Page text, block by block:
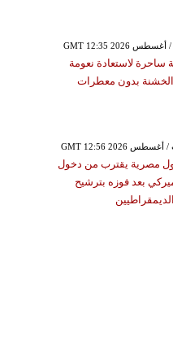
ساحرة لاستعادة نعومة
بدون معطرات
مصرية يقترب من دخول
بعد فوزه بترشيح
الديمقراطيين